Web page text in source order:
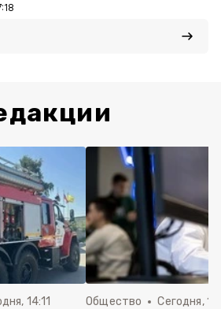
14:11 Общество Сегодня,